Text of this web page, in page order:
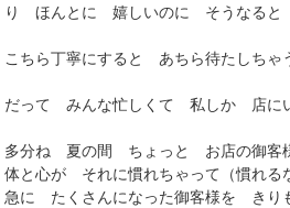
り ほんとに 嬉しいのに そうなると
こちら丁寧にすると あちら待たしちゃ
だって みんな忙しくて 私しか 店にい
多分ね 夏の間 ちょっと お店の御客
体と心が それに慣れちゃって（慣れる
急に たくさんになった御客様を きり